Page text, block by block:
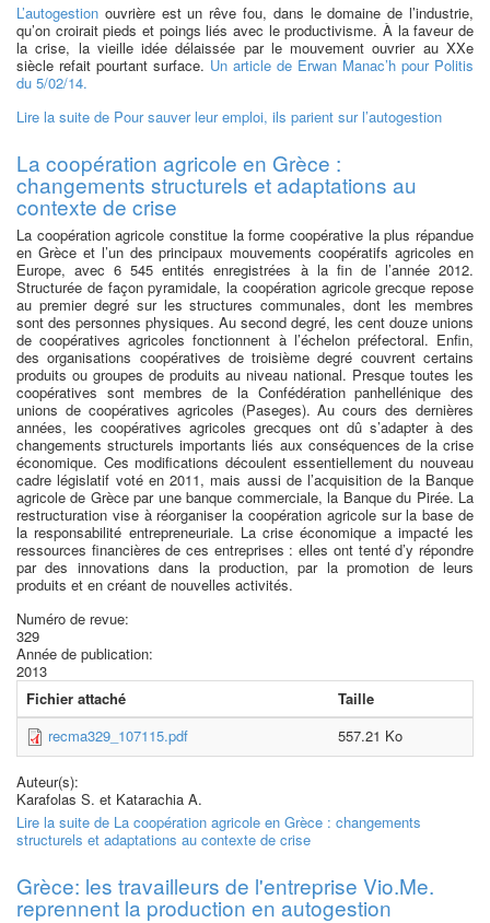
L’autogestion ouvrière est un rêve fou, dans le domaine de l’industrie,
qu’on croirait pieds et poings liés avec le productivisme. À la faveur de
la crise, la vieille idée délaissée par le mouvement ouvrier au XXe
siècle refait pourtant surface. Un article de Erwan Manac’h pour Politis
du 5/02/14.
Lire la suite de Pour sauver leur emploi, ils parient sur l’autogestion
La coopération agricole en Grèce :
changements structurels et adaptations au
contexte de crise
La coopération agricole constitue la forme coopérative la plus répandue
en Grèce et l’un des principaux mouvements coopératifs agricoles en
Europe, avec 6 545 entités enregistrées à la fin de l’année 2012.
Structurée de façon pyramidale, la coopération agricole grecque repose
au premier degré sur les structures communales, dont les membres
sont des personnes physiques. Au second degré, les cent douze unions
de coopératives agricoles fonctionnent à l’échelon préfectoral. Enfin,
des organisations coopératives de troisième degré couvrent certains
produits ou groupes de produits au niveau national. Presque toutes les
coopératives sont membres de la Confédération panhellénique des
unions de coopératives agricoles (Paseges). Au cours des dernières
années, les coopératives agricoles grecques ont dû s’adapter à des
changements structurels importants liés aux conséquences de la crise
économique. Ces modifications découlent essentiellement du nouveau
cadre législatif voté en 2011, mais aussi de l’acquisition de la Banque
agricole de Grèce par une banque commerciale, la Banque du Pirée. La
restructuration vise à réorganiser la coopération agricole sur la base de
la responsabilité entrepreneuriale. La crise économique a impacté les
ressources financières de ces entreprises : elles ont tenté d’y répondre
par des innovations dans la production, par la promotion de leurs
produits et en créant de nouvelles activités.
Numéro de revue:
329
Année de publication:
2013
Fichier attaché
Taille
recma329_107115.pdf
557.21 Ko
Auteur(s):
Karafolas S. et Katarachia A.
Lire la suite de La coopération agricole en Grèce : changements
structurels et adaptations au contexte de crise
Grèce: les travailleurs de l'entreprise Vio.Me.
reprennent la production en autogestion